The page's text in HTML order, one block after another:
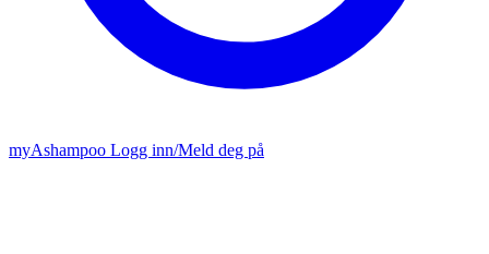
myAshampoo Logg inn/Meld deg på